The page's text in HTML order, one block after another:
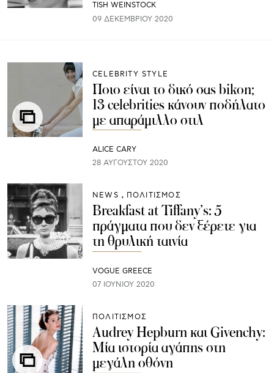
TISH WEINSTOCK
09 ΔΕΚΕΜΒΡΊΟΥ 2020
CELEBRITY STYLE
Ποιο είναι το δικό σας bikon;
13 celebrities κάνουν ποδήλατο
με απαράμιλλο στιλ
ALICE CARY
28 ΑΥΓΟΎΣΤΟΥ 2020
NEWS ΠΟΛΙΤΙΣΜΟΣ
Breakfast at Tiffany’s: 5
πράγματα που δεν ξέρετε για
τη θρυλική ταινία
VOGUE GREECE
07 ΙΟΥΝΊΟΥ 2020
ΠΟΛΙΤΙΣΜΟΣ
Audrey Hepburn και Givenchy:
Μία ιστορία αγάπης στη
μεγάλη οθόνη